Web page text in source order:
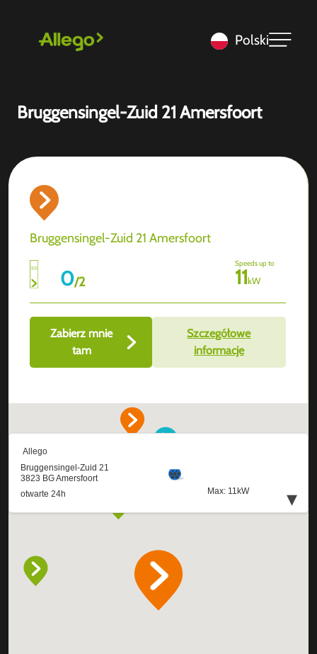
Polski
Bruggensingel-Zuid 21 Amersfoort
Bruggensingel-Zuid 21 Amersfoort
0/2
Speeds up to
11kW
Zabierz mnie
tam
Szczegółowe
informacje